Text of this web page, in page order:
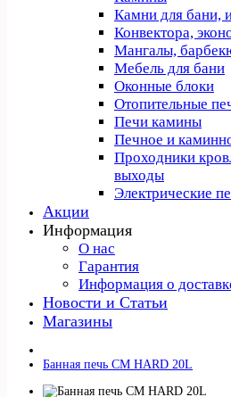
Камни для бани,
Конвектора,
Мангалы,
Мебель для бани
Оконные блоки
Отопительные
Печи камины
Печное и
Проходники
выходы
Электрические
Акции
Информация
О нас
Гарантия
Информация о
Новости и Статьи
Магазины
Банная печь СМ HARD 20L